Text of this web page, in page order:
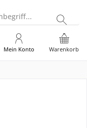
Warenkorb
Mein Konto